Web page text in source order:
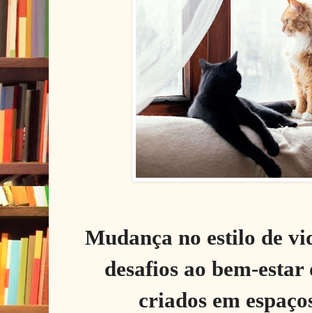
Mudança no estilo de
desafios ao bem-estar
criados em